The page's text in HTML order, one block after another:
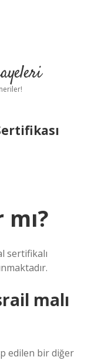
sertifikalı
malı
edilen bir diğer